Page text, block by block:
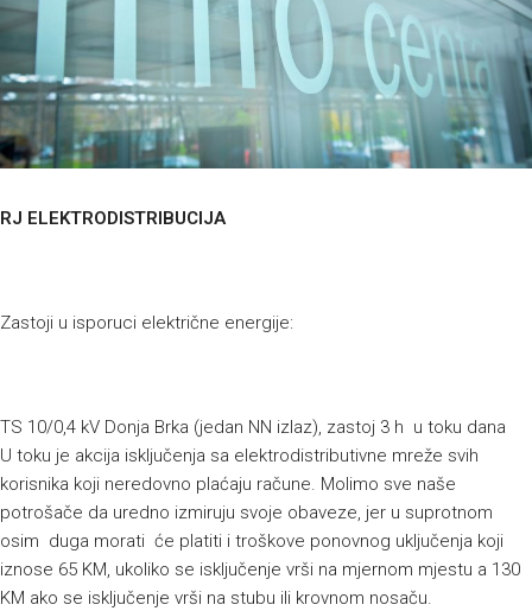
RJ ELEKTRODISTRIBUCIJA
Zastoji u isporuci električne energije:
TS 10/0,4 kV Donja Brka (jedan NN izlaz), zastoj 3 h u toku dana
U toku je akcija isključenja sa elektrodistributivne mreže svih
korisnika koji neredovno plaćaju račune. Molimo sve naše
potrošače da uredno izmiruju svoje obaveze, jer u suprotnom
osim duga morati će platiti i troškove ponovnog uključenja koji
iznose 65 KM, ukoliko se isključenje vrši na mjernom mjestu a 130
KM ako se isključenje vrši na stubu ili krovnom nosaču.